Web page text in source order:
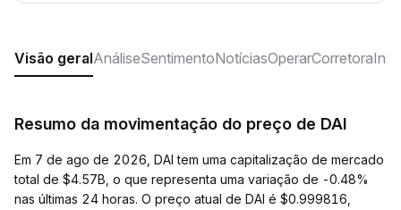
Visão geralAnáliseSentimentoNotíciasOperarCorretora
Resumo da movimentação do preço de DAI
Em 7 de ago de 2026, DAI tem uma capitalização de mercado
total de $4.57B, o que representa uma variação de -0.48%
nas últimas 24 horas. O preço atual de DAI é $0.999816,